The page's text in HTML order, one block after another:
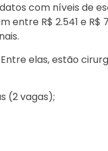
com níveis de
entre R$ 2.541 e
Entre elas, estão
(2 vagas);